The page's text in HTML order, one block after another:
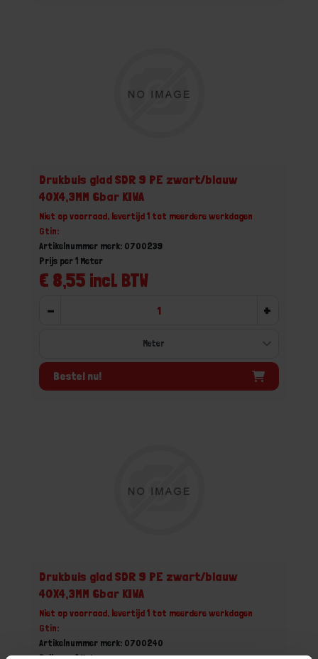
Drukbuis glad SDR 9 PE zwart/blauw
40X4,3MM 6bar KIWA
Niet op voorraad, levertijd 1 tot meerdere werkdagen
Gtin:
Artikelnummer merk: 0700239
€ 8,55 incl. BTW
Prijs per 1 Meter
- +
Bestel nu!
Drukbuis glad SDR 9 PE zwart/blauw
40X4,3MM 6bar KIWA
Niet op voorraad, levertijd 1 tot meerdere werkdagen
Gtin:
Artikelnummer merk: 0700240